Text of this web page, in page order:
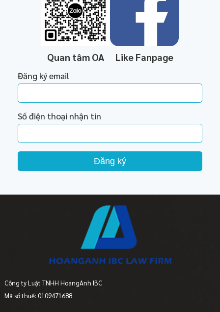
Quan tâm OA Like Fanpage
Đăng ký email
Số điện thoại nhận tin
Đăng ký
Công ty Luật TNHH HoangAnh IBC
Mã số thuế: 0109471688